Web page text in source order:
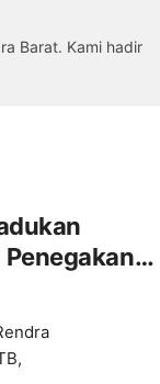
Barat. Kami hadir